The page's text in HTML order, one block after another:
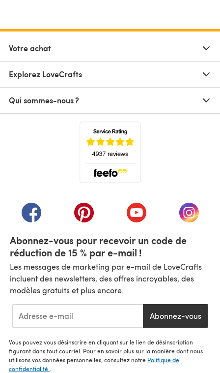
Votre achat
Explorez LoveCrafts
Qui sommes-nous ?
(s'ouvre dans un nouvel onglet)
(s'ouvre dans un nouvel onglet)
(s'ouvre dans un(s'ouvre
Abonnez-vous pour recevoir un code de
réduction de 15 % par e-mail !
Les messages de marketing par e-mail de LoveCrafts
incluent des newsletters, des offres incroyables, des
modèles gratuits et plus encore.
Abonnez-vous
Vous pouvez vous désinscrire en cliquant sur le lien de désinscription
figurant dans tout courriel. Pour en savoir plus sur la manière dont nous
utilisons vos données personnelles, consultez notre Politique de
confidentialité